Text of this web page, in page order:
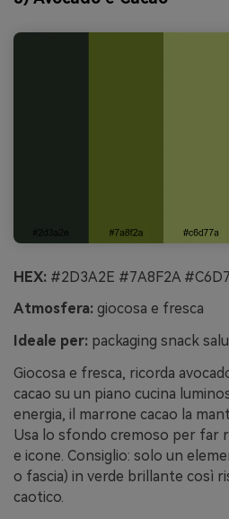
HEX: #2D3A2E #7A8F2A
Atmosfera: giocosa e fresca
Ideale per: packaging snack
Giocosa e fresca, ricorda
cacao su un piano cucina
energia, il marrone cacao la
Usa lo sfondo cremoso per far
e icone. Consiglio: solo un
o fascia) in verde brillante così
caotico.